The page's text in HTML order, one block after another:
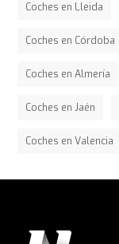
Coches en Lleida
Coches en Córdoba
Coches en Almería
Coches en Jaén
Coches en Valencia